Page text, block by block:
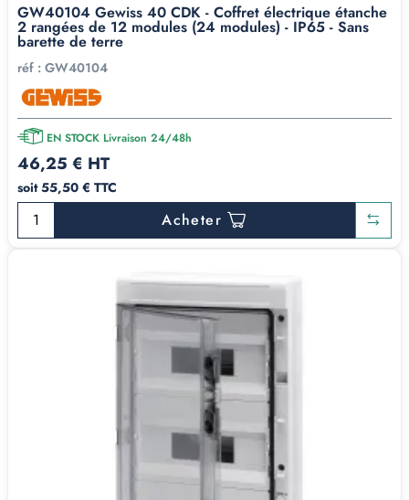
GW40104 Gewiss 40 CDK - Coffret électrique étanche
2 rangées de 12 modules (24 modules) - IP65 - Sans
barette de terre
réf : GW40104
EN STOCK Livraison 24/48h
46,25 € HT
soit 55,50 € TTC
Acheter